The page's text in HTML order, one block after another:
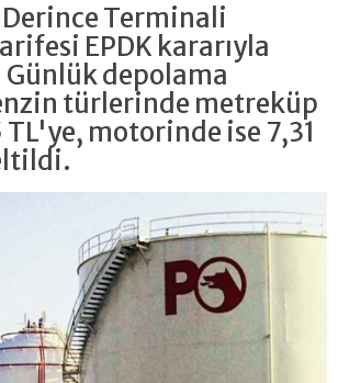
Terminali
EPDK kararıyla
depolama
türlerinde metreküp
TL'ye, motorinde ise 7,31